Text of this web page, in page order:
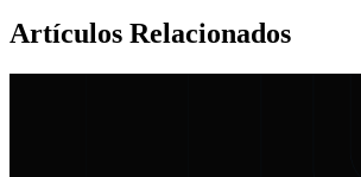
Artículos Relacionados